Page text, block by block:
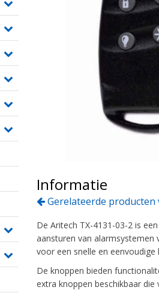
Informatie
Gerelateerde
De Aritech TX-4131-03-2 is
aansturen van alarmsystemen
voor een snelle en
De knoppen bieden
extra knoppen beschikbaar